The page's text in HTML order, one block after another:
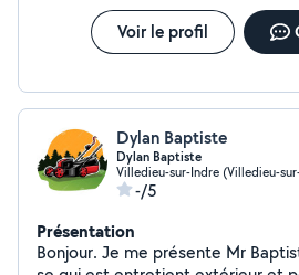
Voir le profil
Dylan Baptiste
Dylan Baptiste
Villedieu-sur-Indre (Villedieu-
-/5
Présentation
Bonjour. Je me présente Mr